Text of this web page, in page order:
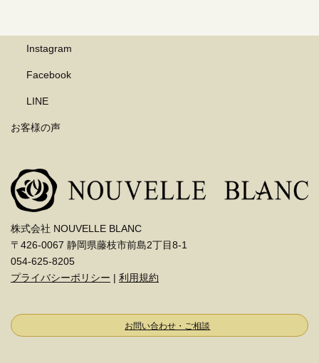
Instagram
Facebook
LINE
お客様の声
株式会社 NOUVELLE BLANC
〒426-0067 静岡県藤枝市前島2丁目8-1
054-625-8205
プライバシーポリシー | 利用規約
お問い合わせ・ご相談